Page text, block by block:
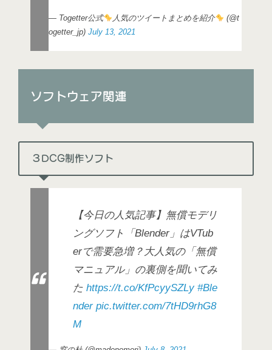
— Togetter公式 人気のツイートまとめを紹介
(@t
ogetter_jp) July 13, 2021
ソフトウェア関連
３DCG制作ソフト
【今日の人気記事】無償モデリ
ングソフト「Blender」はVTub
erで需要急増？大人気の「無償
マニュアル」の裏側を聞いてみ
た https://t.co/KfPcyySZLy #Ble
nder pic.twitter.com/7tHD9rhG8
M